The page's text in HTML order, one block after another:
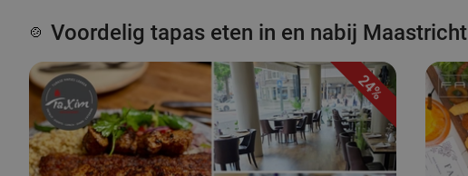
🍲 Voordelig tapas eten in en nabij Maastricht
24%